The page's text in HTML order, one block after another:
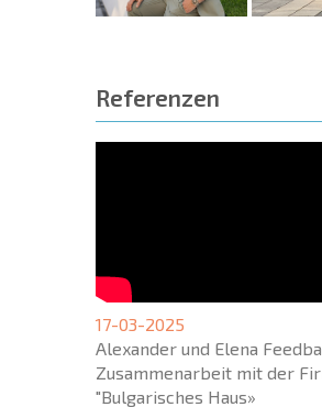
Referenzen
17-03-2025
Alexander und Elena
Zusammenarbeit mit der
"Bulgarisches Haus»